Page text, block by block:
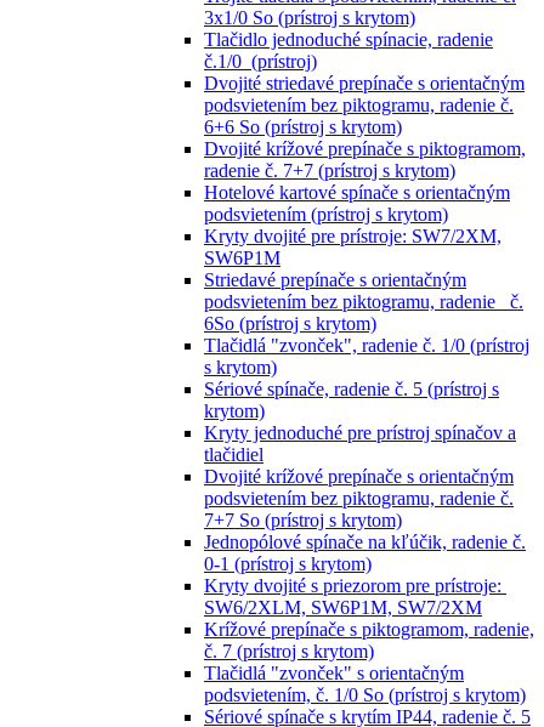
3x1/0 So (prístroj s krytom)
Tlačidlo jednoduché spínacie, radenie
č.1/0 (prístroj)
Dvojité striedavé prepínače s orientačným
podsvietením bez piktogramu, radenie č.
6+6 So (prístroj s krytom)
Dvojité krížové prepínače s piktogramom,
radenie č. 7+7 (prístroj s krytom)
Hotelové kartové spínače s orientačným
podsvietením (prístroj s krytom)
Kryty dvojité pre prístroje: SW7/2XM,
SW6P1M
Striedavé prepínače s orientačným
podsvietením bez piktogramu, radenie č.
6So (prístroj s krytom)
Tlačidlá "zvonček", radenie č. 1/0 (prístroj
s krytom)
Sériové spínače, radenie č. 5 (prístroj s
krytom)
Kryty jednoduché pre prístroj spínačov a
tlačidiel
Dvojité krížové prepínače s orientačným
podsvietením bez piktogramu, radenie č.
7+7 So (prístroj s krytom)
Jednopólové spínače na kľúčik, radenie č.
0-1 (prístroj s krytom)
Kryty dvojité s priezorom pre prístroje:
SW6/2XLM, SW6P1M, SW7/2XM
Krížové prepínače s piktogramom, radenie,
č. 7 (prístroj s krytom)
Tlačidlá "zvonček" s orientačným
podsvietením, č. 1/0 So (prístroj s krytom)
Sériové spínače s krytím IP44, radenie č. 5